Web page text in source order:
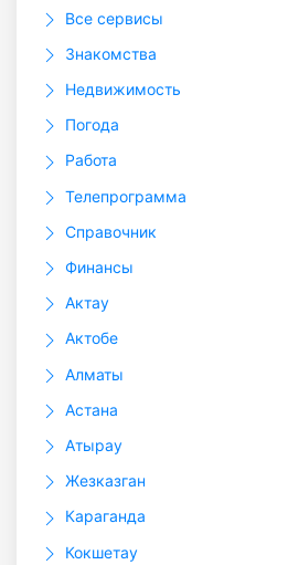
Все сервисы
Знакомства
Недвижимость
Погода
Работа
Телепрограмма
Справочник
Финансы
Актау
Актобе
Алматы
Астана
Атырау
Жезказган
Караганда
Кокшетау